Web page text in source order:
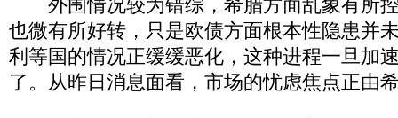
外围情况较为错综，希腊方面乱象有所
也微有所好转，只是欧债方面根本性隐患并
利等国的情况正缓缓恶化，这种进程一旦加
了。从昨日消息面看，市场的忧虑焦点正由